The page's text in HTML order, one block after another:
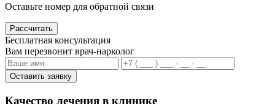
Оставьте номер для обратной связи
Рассчитать
Бесплатная консультация
Вам перезвонит врач-нарколог
Оставить заявку
Качество лечения в клинике